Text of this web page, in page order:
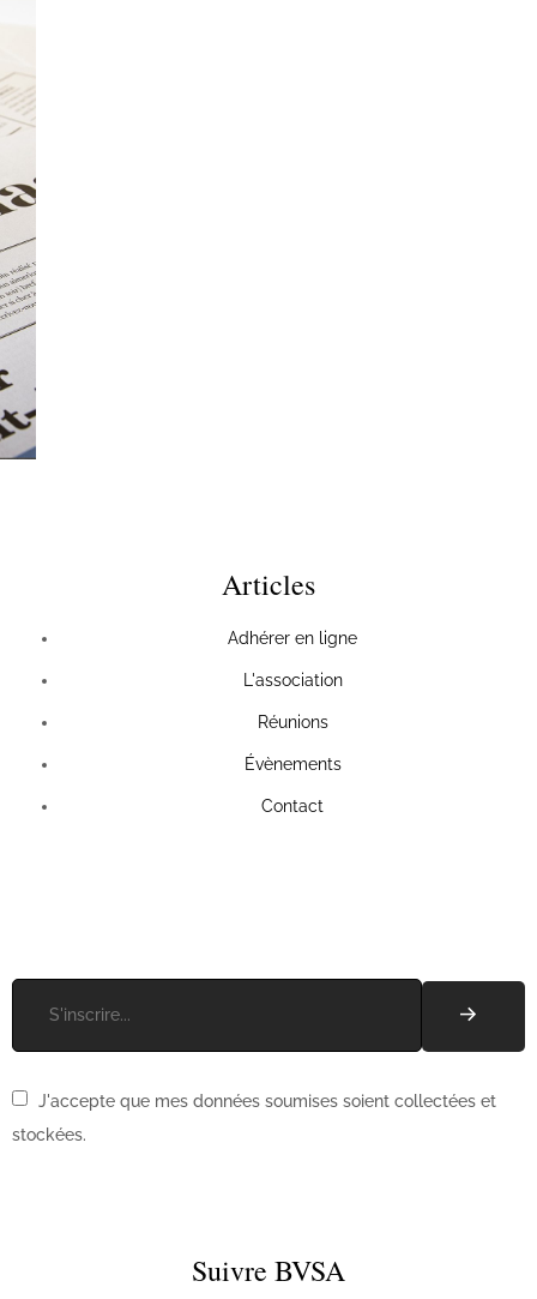
Articles
Adhérer en ligne
L'association
Réunions
Évènements
Contact
J'accepte que mes données soumises soient collectées et
stockées.
Suivre BVSA